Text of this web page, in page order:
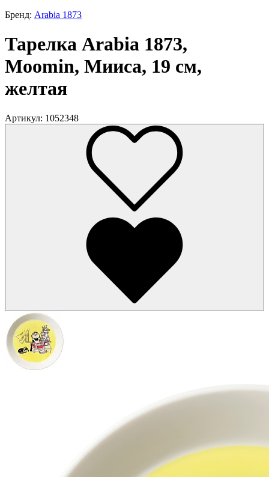
Бренд: Arabia 1873
Тарелка Arabia 1873,
Moomin, Мииса, 19 см,
желтая
Артикул: 1052348